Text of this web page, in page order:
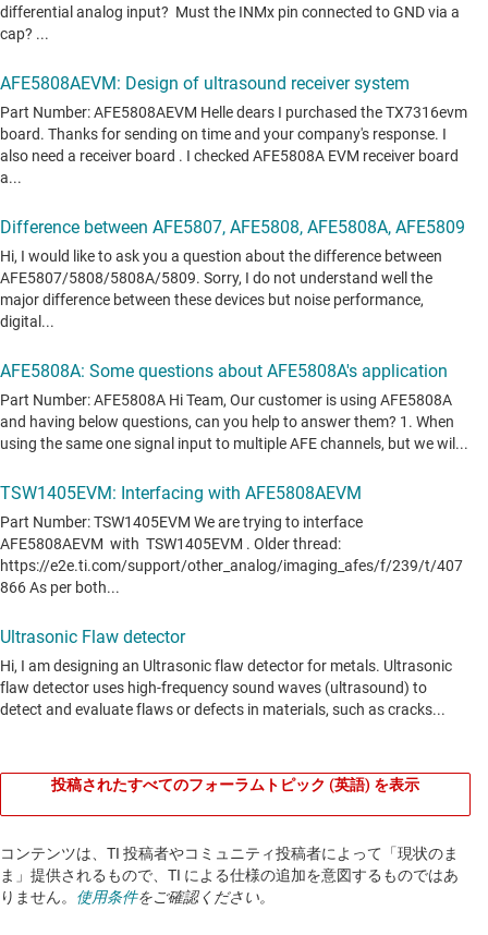
投稿されたすべてのフォーラムトピック (英語) を表示
コンテンツは、TI 投稿者やコミュニティ投稿者によって「現状のま
ま」提供されるもので、TI による仕様の追加を意図するものではあ
りません。 使用条件をご確認ください。